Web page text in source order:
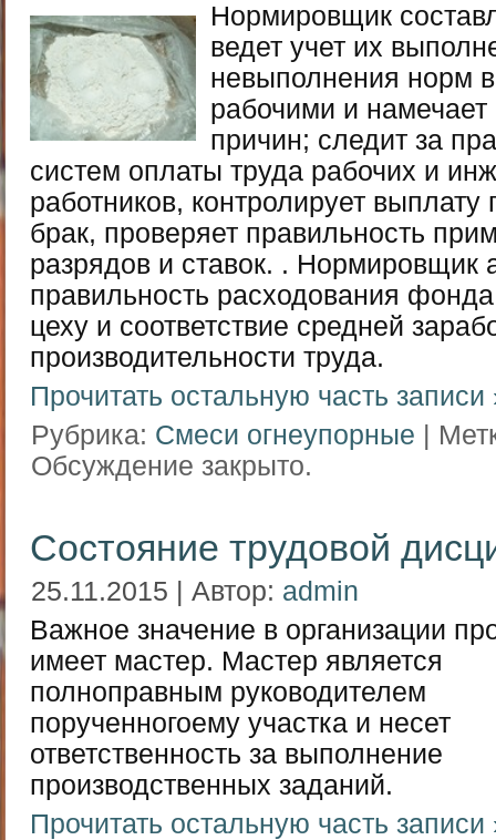
Нормировщик
ведет учет их
невыполнения норм
рабочими и
причин; следит за
систем оплаты труда рабочих и
работников, контролирует
брак, проверяет правильность
разрядов и ставок. . Нормировщик
правильность расходования
цеху и соответствие средней
производительности труда.
Прочитать остальную часть записи
Рубрика: Смеси огнеупорные |
Обсуждение закрыто.
Состояние трудовой
25.11.2015 | Автор: admin
Важное значение в организации
имеет мастер. Мастер является
полноправным руководителем
порученногоему участка и несет
ответственность за выполнение
производственных заданий.
Прочитать остальную часть записи